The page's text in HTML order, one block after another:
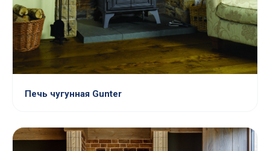
Печь чугунная Gunter